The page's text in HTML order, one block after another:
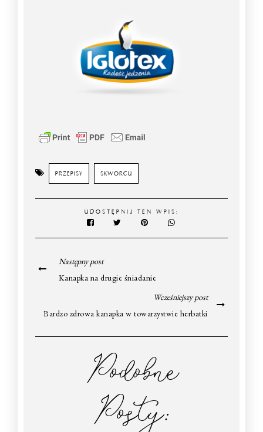
PRZEPISY SKWORCU
UDOSTĘPNIJ TEN WPIS:
Następny post
Kanapka na drugie śniadanie
Wcześniejszy post
Bardzo zdrowa kanapka w towarzystwie herbatki
Podobne
Posty: